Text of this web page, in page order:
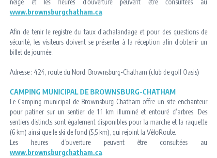
www.brownsburgchatham.ca.
Afin de tenir le registre du taux d’achalandage et pour des questions de
sécurité, les visiteurs doivent se présenter à la réception afin d’obtenir un
billet de journée.
Adresse : 424, route du Nord, Brownsburg-Chatham (club de golf Oasis)
CAMPING MUNICIPAL DE BROWNSBURG-CHATHAM
Le Camping municipal de Brownsburg-Chatham offre un site enchanteur
pour patiner sur un sentier de 1,1 km illuminé et entouré d’arbres. Des
sentiers distincts sont également disponibles pour la marche et la raquette
(6 km) ainsi que le ski de fond (5,5 km), qui rejoint la VéloRoute.
Les heures d’ouverture peuvent être consultées au
www.brownsburgchatham.ca.